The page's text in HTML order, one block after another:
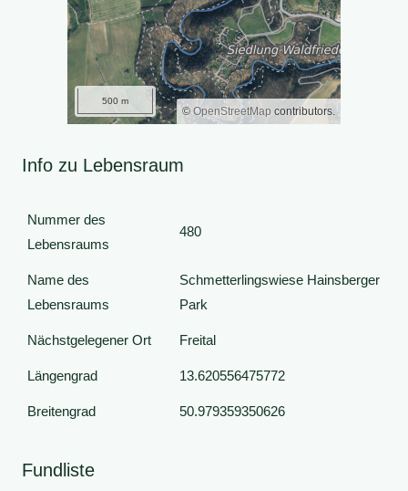
©OpenStreetMap contributors.
500 m
Info zu Lebensraum
Nummer des
Lebensraums
480
Name des
Lebensraums
Schmetterlingswiese Hainsberger
Park
Nächstgelegener Ort Freital
Längengrad 13.620556475772
Breitengrad 50.979359350626
Fundliste